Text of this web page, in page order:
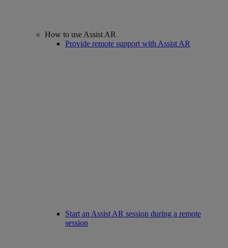
How to use Assist AR
Provide remote support with Assist AR
Start an Assist AR session during a remote
session